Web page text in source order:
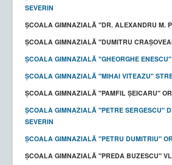
SEVERIN
ȘCOALA GIMNAZIALĂ "DR. ALEXANDRU M.
ŞCOALA GIMNAZIALĂ "DUMITRU
ȘCOALA GIMNAZIALĂ "GHEORGHE
ȘCOALA GIMNAZIALĂ "MIHAI VITEAZU"
ȘCOALA GIMNAZIALĂ "PAMFIL ȘEICARU"
ȘCOALA GIMNAZIALĂ "PETRE SERGESCU"
SEVERIN
ȘCOALA GIMNAZIALĂ "PETRU DUMITRIU"
ŞCOALA GIMNAZIALĂ "PREDA BUZESCU"